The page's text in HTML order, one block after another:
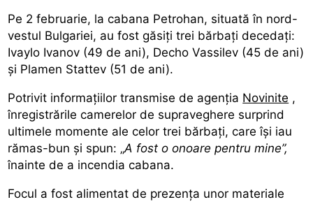
Pe 2 februarie, la cabana Petrohan, situată în nord-
vestul Bulgariei, au fost găsiți trei bărbați decedați:
Ivaylo Ivanov (49 de ani), Decho Vassilev (45 de ani)
și Plamen Stattev (51 de ani).
Potrivit informațiilor transmise de agenția Novinite ,
înregistrările camerelor de supraveghere surprind
ultimele momente ale celor trei bărbați, care își iau
rămas-bun și spun: „A fost o onoare pentru mine”,
înainte de a incendia cabana.
Focul a fost alimentat de prezența unor materiale